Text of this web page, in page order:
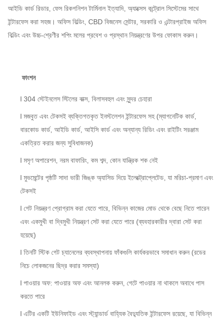
আইডি কার্ড রিডার, ফেস রিকগনিশন টার্মিনাল ইত্যাদি, অ্যাক্সেস কন্ট্রোল সিস্টেমের সাথে
ইন্টারফেস করা সহজ। অফিস বিল্ডিং, CBD বিজনেস সেন্টার, সরকারি ও এন্টারপ্রাইজ অফিস
বিল্ডিং এবং উচ্চ-শ্রেণীর শপিং মলের প্রবেশ ও প্রস্থান নিয়ন্ত্রণের উপর ফোকাস করুন।
ফাংশন
l 304 স্টেইনলেস স্টিলের বাক্স, বিলাসবহুল এবং সুন্দর চেহারা
l মজবুত এবং টেকসই ব্যক্তিগতকৃত ইনস্টলেশন ইন্টারফেস সহ (ম্যাগনেটিক কার্ড,
বারকোড কার্ড, আইডি কার্ড, আইসি কার্ড এবং অন্যান্য রিডিং এবং রাইটিং সরঞ্জাম
একত্রিত করার জন্য সুবিধাজনক)
l মসৃণ অপারেশন, নরম বাফারিং, কম শব্দ, কোন যান্ত্রিক শক নেই
l মুভমেন্টের পৃষ্ঠটি সাদা ভারী জিঙ্ক অ্যাসিড দিয়ে ইলেক্ট্রোপ্লেটেড, যা মরিচা-প্রমাণ এবং
টেকসই
l গেট নিয়ন্ত্রণ প্রোগ্রাম করা যেতে পারে, বিভিন্ন কাজের মোড থেকে বেছে নিতে পারেন
এবং একমুখী বা দ্বিমুখী নিয়ন্ত্রণ সেট করা যেতে পারে (ব্যবহারকারীর দ্বারা সেট করা
হয়েছে)
l তিনটি স্টিক গেট চ্যানেলের ব্যবস্থাপনায় ফাঁকগুলি কার্যকরভাবে সমাধান করুন (রডের
নিচে লোকজনের ছিদ্র করার সমস্যা)
l পাওয়ার অফ: পাওয়ার অফ এবং আনলক করুন, গেটে পাওয়ার না থাকলে অবাধে পাস
করতে পারে
l এটির একটি ইউনিফাইড এবং স্ট্যান্ডার্ড বাহ্যিক বৈদ্যুতিক ইন্টারফেস রয়েছে, যা বিভিন্ন